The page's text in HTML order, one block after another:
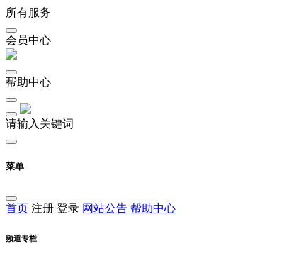
所有服务
会员中心
帮助中心
请输入关键词
菜单
首页 注册 登录 网站公告 帮助中心
频道专栏